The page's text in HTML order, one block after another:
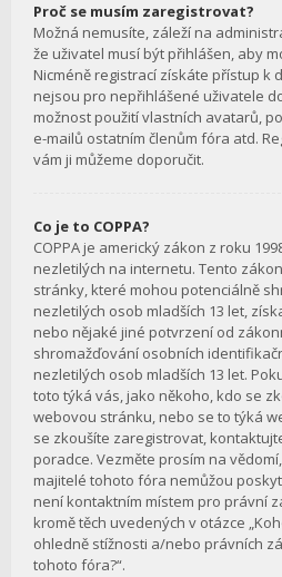
Proč se musím zaregistrovat?
Možná nemusíte, záleží na
že uživatel musí být přihlášen, aby
Nicméně registrací získáte přístup k
nejsou pro nepřihlášené uživatele
možnost použití vlastních avatarů,
e-mailů ostatním členům fóra atd.
vám ji můžeme doporučit.
Co je to COPPA?
COPPA je americký zákon z roku
nezletilých na internetu. Tento
stránky, které mohou potenciálně
nezletilých osob mladších 13 let,
nebo nějaké jiné potvrzení od
shromažďování osobních
nezletilých osob mladších 13 let.
toto týká vás, jako někoho, kdo se
webovou stránku, nebo se to týká
se zkoušíte zaregistrovat,
poradce. Vezměte prosím na
majitelé tohoto fóra nemůžou
není kontaktním místem pro právní
kromě těch uvedených v otázce
ohledně stížnosti a/nebo právních
tohoto fóra?“.